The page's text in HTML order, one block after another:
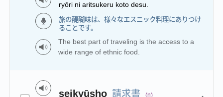
ryōri ni aritsukeru koto desu.
旅の醍醐味は、様々なエスニック料理にありつけ
ることです。
The best part of traveling is the access to a
wide range of ethnic food.
seikyūsho 請求書 (n)